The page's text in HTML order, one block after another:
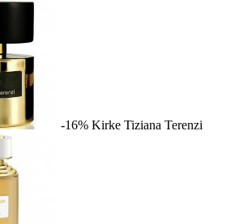
-16% Kirke Tiziana Terenzi